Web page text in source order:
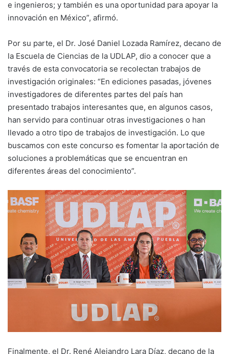
e ingenieros; y también es una oportunidad para apoyar la
innovación en México”, afirmó.
Por su parte, el Dr. José Daniel Lozada Ramírez, decano de
la Escuela de Ciencias de la UDLAP, dio a conocer que a
través de esta convocatoria se recolectan trabajos de
investigación originales: “En ediciones pasadas, jóvenes
investigadores de diferentes partes del país han
presentado trabajos interesantes que, en algunos casos,
han servido para continuar otras investigaciones o han
llevado a otro tipo de trabajos de investigación. Lo que
buscamos con este concurso es fomentar la aportación de
soluciones a problemáticas que se encuentran en
diferentes áreas del conocimiento”.
Finalmente, el Dr. René Alejandro Lara Díaz, decano de la